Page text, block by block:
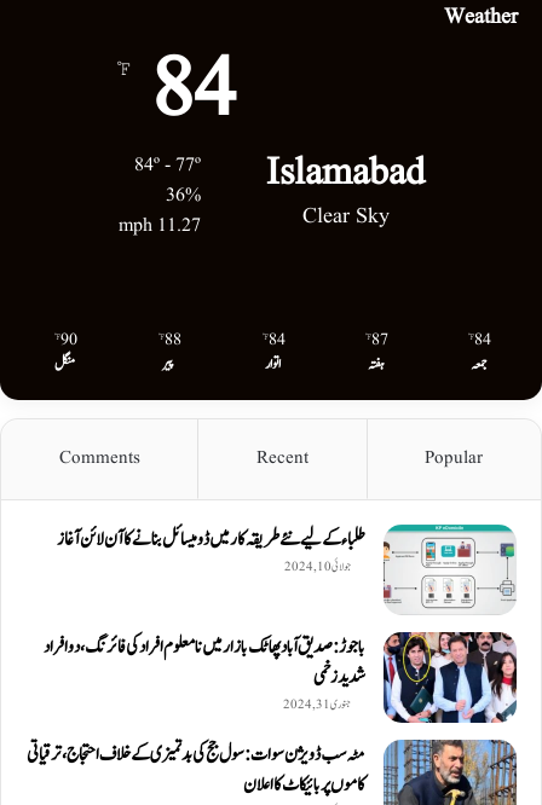
Weather
Islamabad
Clear Sky
84
℉
36%
11.27 mph
84
℉
جمعہ
87
℉
ہفتہ
84
℉
اتوار
88
℉
پیر
90
℉
منگل
Popular
Recent
Comments
طلباء کے لیے نئے طریقہ کار میں ڈومیسائل بنانے کا آن لائن آغاز
جولائی 10, 2024
باجوڑ: صدیق اۤباد پھاٹک بازار میں نامعلوم افراد کی فائرنگ، دو افراد
شدید زخمی
جنوری 31, 2024
مٹہ سب ڈویژن سوات: سول جج کی بدتمیزی کے خلاف احتجاج، ترقیاتی
کاموں پر بائیکاٹ کا اعلان